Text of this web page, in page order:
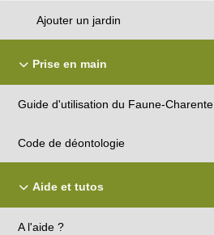
Ajouter un jardin
Prise en main
Guide d'utilisation du Faune-Charente
Code de déontologie
Aide et tutos
A l'aide ?